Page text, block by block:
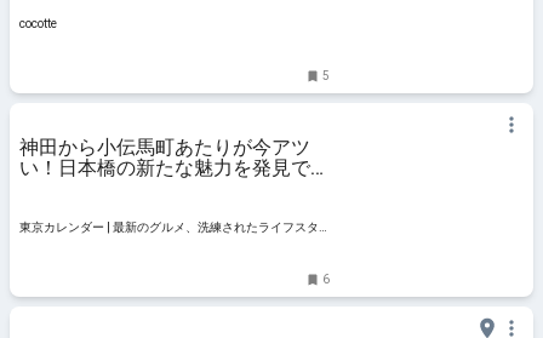
cocotte
5
神田から小伝馬町あたりが今アツ
い！日本橋の新たな魅力を発見でき
東京カレンダー | 最新のグルメ、洗練されたライフスタ
6